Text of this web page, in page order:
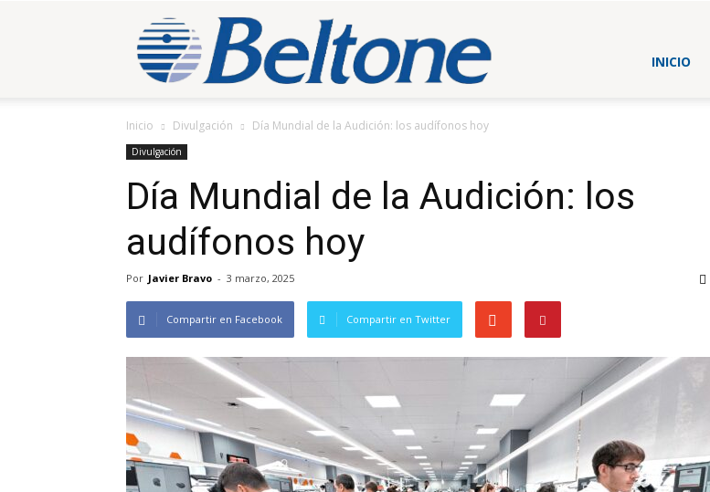
INICIO
Inicio Divulgación Día Mundial de la Audición: los audífonos hoy
Divulgación
Día Mundial de la Audición: los
audífonos hoy
Por Javier Bravo - 3 marzo, 2025
Compartir en Facebook Compartir en Twitter